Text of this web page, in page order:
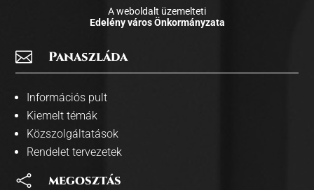
A weboldalt üzemelteti
Edelény város Önkormányzata
 Panaszláda
Információs pult
Kiemelt témák
Közszolgáltatások
Rendelet tervezetek
 megosztás